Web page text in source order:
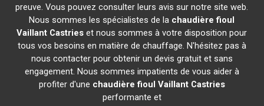
preuve. Vous pouvez consulter leurs avis sur notre site web.
Nous sommes les spécialistes de la chaudière fioul
Vaillant Castries et nous sommes à votre disposition pour
tous vos besoins en matière de chauffage. N'hésitez pas à
nous contacter pour obtenir un devis gratuit et sans
engagement. Nous sommes impatients de vous aider à
profiter d'une chaudière fioul Vaillant Castries
performante et